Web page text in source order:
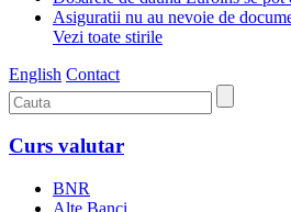
Asiguratii nu au nevoie de
Vezi toate stirile
English Contact
Curs valutar
BNR
Alte Banci